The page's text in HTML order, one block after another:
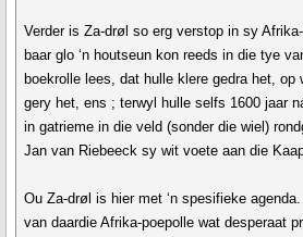
Verder is Za-drøl so erg verstop in sy
baar glo ‘n houtseun kon reeds in die tye
boekrolle lees, dat hulle klere gedra het, op
gery het, ens ; terwyl hulle selfs 1600 jaar
in gatrieme in die veld (sonder die wiel)
Jan van Riebeeck sy wit voete aan die
Ou Za-drøl is hier met ‘n spesifieke
van daardie Afrika-poepolle wat desperaat